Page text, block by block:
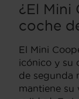
¿El Mini
coche
El Mini
icónico y su
de segunda
mantiene su